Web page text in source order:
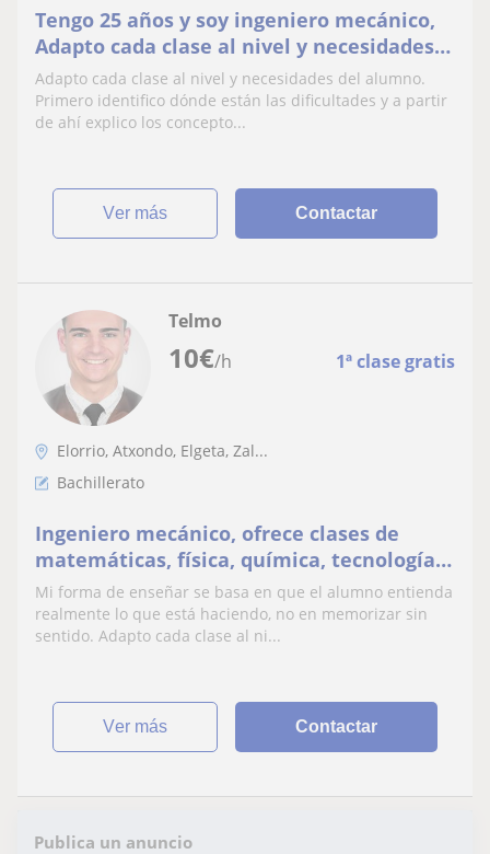
Tengo 25 años y soy ingeniero mecánico,
Adapto cada clase al nivel y necesidades
del alumno, puedo dar clase desde ESO a
bachiller
Adapto cada clase al nivel y necesidades del alumno.
Primero identifico dónde están las dificultades y a partir
de ahí explico los concepto...
ver más Contactar
10€/h 1ª clase gratis
Telmo
Elorrio, Atxondo, Elgeta, Zal...
Bachillerato
Ingeniero mecánico, ofrece clases de
matemáticas, física, química, tecnología y
dibujo técnico (primaria, ESO y
bachillerato).
Mi forma de enseñar se basa en que el alumno entienda
realmente lo que está haciendo, no en memorizar sin
sentido. Adapto cada clase al ni...
ver más Contactar
Publica un anuncio